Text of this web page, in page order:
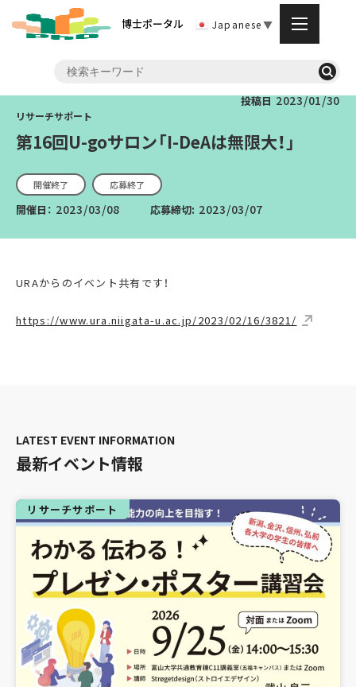
博士ポータル Japanese▼
投稿日 2023/01/30
第16回U-goサロン「I-DeAは無限大！」
開催終了 応募終了
開催日： 2023/03/08 応募締切: 2023/03/07
URAからのイベント共有です！
https://www.ura.niigata-u.ac.jp/2023/02/16/3821/
最新イベント情報
リサーチサポート